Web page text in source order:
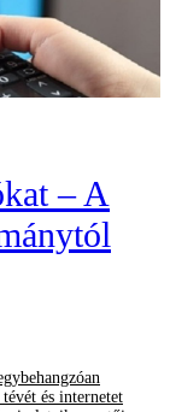
– A
és internetet